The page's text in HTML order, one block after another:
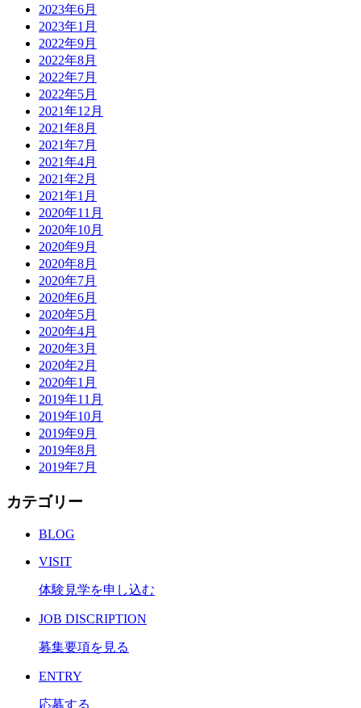
2023年6月
2023年1月
2022年9月
2022年8月
2022年7月
2022年5月
2021年12月
2021年8月
2021年7月
2021年4月
2021年2月
2021年1月
2020年11月
2020年10月
2020年9月
2020年8月
2020年7月
2020年6月
2020年5月
2020年4月
2020年3月
2020年2月
2020年1月
2019年11月
2019年10月
2019年9月
2019年8月
2019年7月
カテゴリー
BLOG
VISIT
体験見学を申し込む
JOB DISCRIPTION
募集要項を見る
ENTRY
応募する